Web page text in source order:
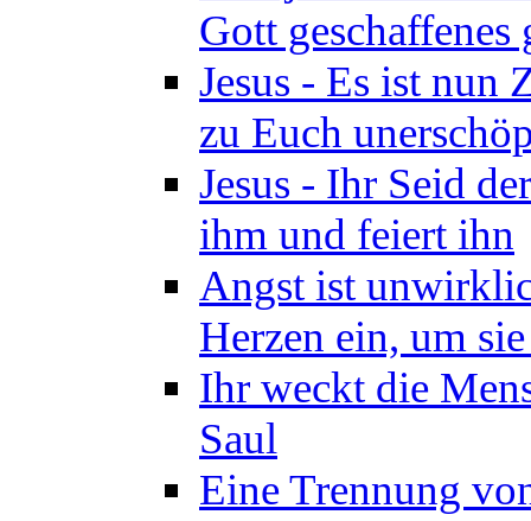
Gott
Jesus - Es ist nun
zu Euch
Jesus - Ihr Seid
ihm und feiert ihn
Angst ist
Herzen ein, um
Ihr weckt die
Saul
Eine Trennung